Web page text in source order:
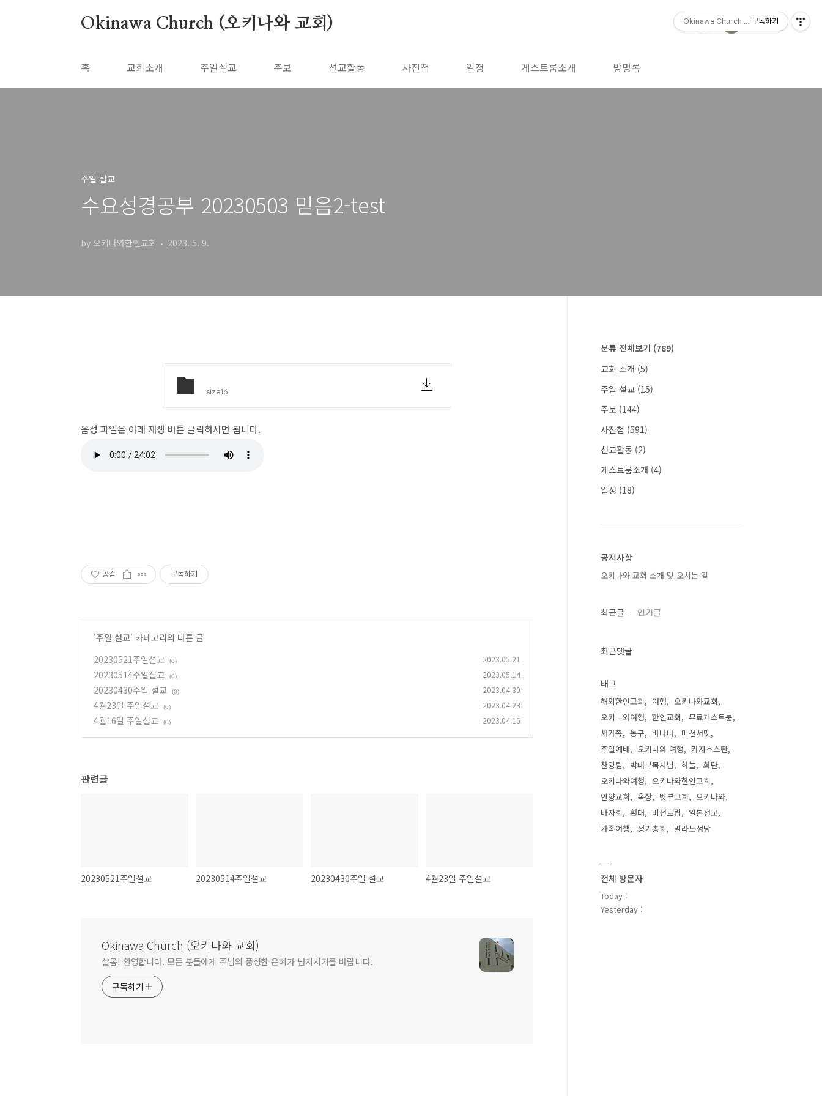
Okinawa Church (오키나와 교회)
홈 교회소개 주일설교 주보 선교활동 사진첩 일정 게스트룸소개 방명록
주일 설교
수요성경공부 20230503 믿음2-test
by 오키나와한인교회 2023. 5. 9.
size16
음성 파일은 아래 재생 버튼 클릭하시면 됩니다.
공감 구독하기
'주일 설교' 카테고리의 다른 글
20230521주일설교
(0) 2023.05.21
20230514주일설교 (0) 2023.05.14
20230430주일 설교 (0) 2023.04.30
4월23일 주일설교 (0) 2023.04.23
4월16일 주일설교 (0) 2023.04.16
관련글
20230521주일설교 20230514주일설교 20230430주일 설교 4월23일 주일설교
Okinawa Church (오키나와 교회)
샬롬! 환영합니다. 모든 분들에게 주님의 풍성한 은혜가 넘치시기를 바랍니다.
구독하기
분류 전체보기 (789)
교회 소개 (5)
주일 설교 (15)
주보 (144)
사진첩 (591)
선교활동 (2)
게스트룸소개 (4)
일정 (18)
공지사항
오키나와 교회 소개 및 오시는 길
최근글 인기글
최근댓글
태그
해외한인교회 여행
오키나와교회
오키니와여행
한인교회
무료게스트룸
새가족
농구 바나나
미션서밋
주일예배
오키나와 여행
카자흐스탄
찬양팀
박태부목사님 하늘
화단
오키나와여행
오키나와한인교회
안양교회
옥상 벳부교회
오키나와
바자회
환대 비전트립
일본선교
가족여행
정기총회 밀라노성당
전체 방문자
Today :
Yesterday :
Okinawa Church (오키나와 교회)
구독하기